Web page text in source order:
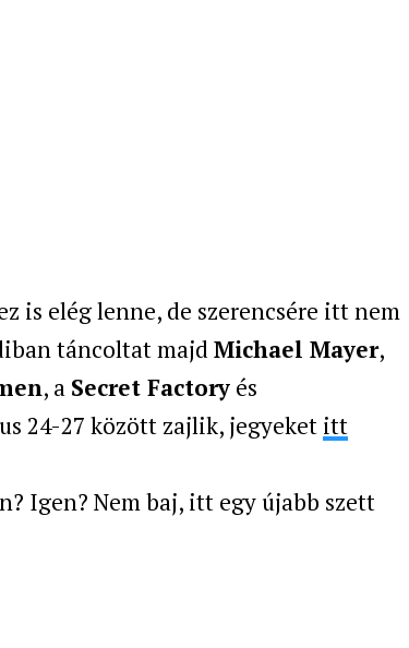
is elég lenne, de szerencsére itt nem
táncoltat majdMichael Mayer,
, a Secret Factory és
24-27 között zajlik, jegyeket itt
Igen? Nem baj, itt egy újabb szett